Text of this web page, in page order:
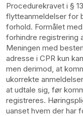
Procedurekravet i §
flytteanmeldelser for
forhold. Formålet
forhindre registrering
Meningen med
adresse i CPR kun
men derimod, at
ukorrekte
at udtale sig, før
registreres.
uanset hvem der har